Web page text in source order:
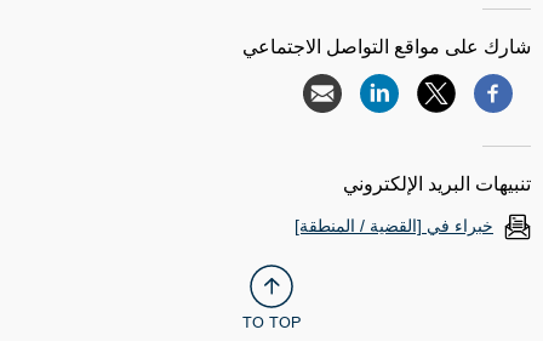
شارك على مواقع التواصل الاجتماعي
تنبيهات البريد الإلكتروني
خبراء في [القضية / المنطقة]
TO TOP